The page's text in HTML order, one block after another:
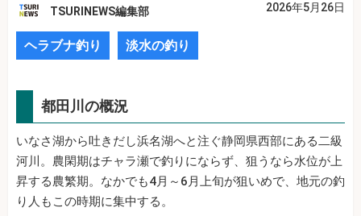
TSURINEWS編集部 2026年5月26日
ヘラブナ釣り 淡水の釣り
都田川の概況
いなさ湖から吐きだし浜名湖へと注ぐ静岡県西部にある二級
河川。農閑期はチャラ瀬で釣りにならず、狙うなら水位が上
昇する農繁期。なかでも4月～6月上旬が狙いめで、地元の釣
り人もこの時期に集中する。